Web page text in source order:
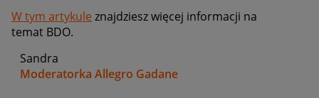
W tym artykule znajdziesz więcej informacji na
temat BDO.
Sandra
Moderatorka Allegro Gadane